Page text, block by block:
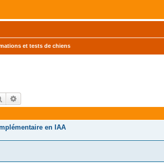
et tests de chiens
Rechercher
en IAA